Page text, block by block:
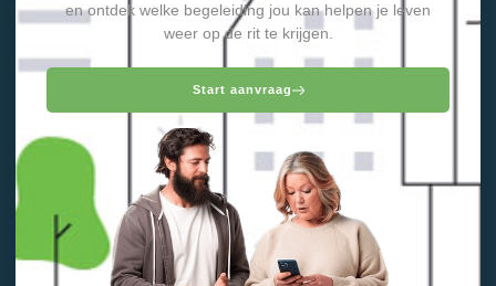
en ontdek welke begeleiding jou kan helpen je leven
weer op de rit te krijgen.
Start aanvraag